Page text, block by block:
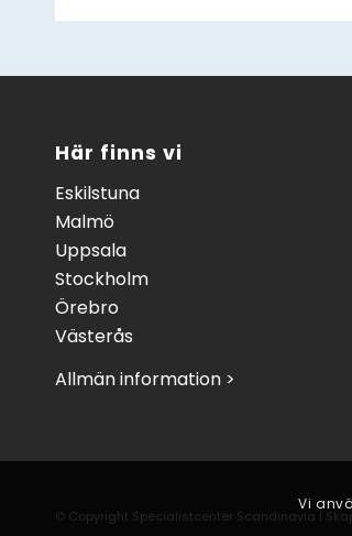
Här finns vi
Eskilstuna
Malmö
Uppsala
Stockholm
Örebro
Västerås
Allmän information >
© Copyright Specialistcenter Scandinavia |
Vi